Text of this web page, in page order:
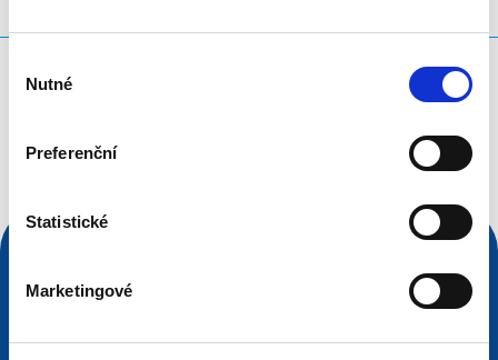
souhlasu
Nutné
Preferenční
Statistické
Marketingové
Co hledáte?